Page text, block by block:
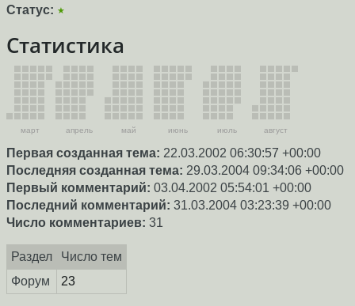
Статус: ★
Статистика
март апрель май июнь июль август
Первая созданная тема: 22.03.2002 06:30:57 +00:00
Последняя созданная тема: 29.03.2004 09:34:06 +00:00
Первый комментарий: 03.04.2002 05:54:01 +00:00
Последний комментарий: 31.03.2004 03:23:39 +00:00
Число комментариев: 31
Раздел
Число тем
Форум
23